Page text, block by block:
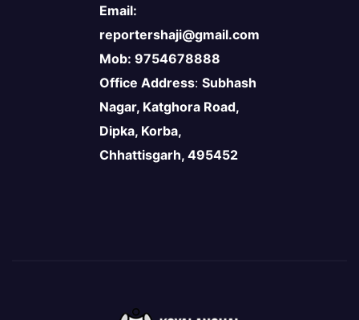
Email:
reportershaji@gmail.com
Mob: 9754678888
Office Address: Subhash
Nagar, Katghora Road,
Dipka, Korba,
Chhattisgarh, 495452